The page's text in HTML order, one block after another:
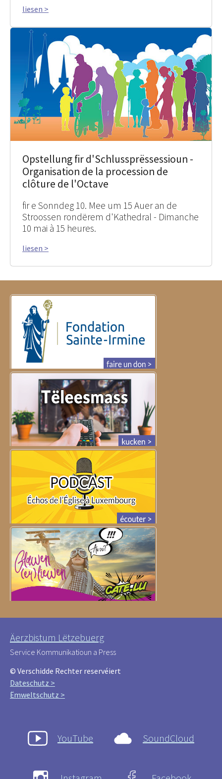
liesen >
Opstellung fir d'Schlussprëssessioun -
Organisation de la procession de
clôture de l'Octave
fir e Sonndeg 10. Mee um 15 Auer an de
Stroossen rondërem d'Kathedral - Dimanche
10 mai à 15 heures.
liesen >
Äerzbistum Lëtzebuerg
Service Kommunikatioun a Press
© Verschidde Rechter reservéiert
Dateschutz >
Ëmweltschutz >
YouTube SoundCloud